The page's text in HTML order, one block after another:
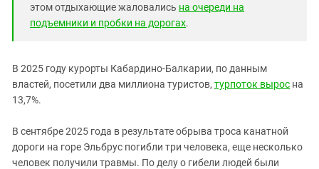
этом отдыхающие жаловались на очереди на
подъемники и пробки на дорогах.
В 2025 году курорты Кабардино-Балкарии, по данным
властей, посетили два миллиона туристов, турпоток вырос на
13,7%.
В сентябре 2025 года в результате обрыва троса канатной
дороги на горе Эльбрус погибли три человека, еще несколько
человек получили травмы. По делу о гибели людей были